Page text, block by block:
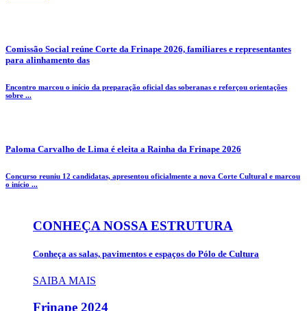
Comissão Social reúne Corte da Frinape 2026, familiares e representantes
para alinhamento das
Encontro marcou o início da preparação oficial das soberanas e reforçou orientações
sobre ...
Paloma Carvalho de Lima é eleita a Rainha da Frinape 2026
Concurso reuniu 12 candidatas, apresentou oficialmente a nova Corte Cultural e marcou
o início ...
CONHEÇA NOSSA ESTRUTURA
Conheça as salas, pavimentos e espaços do Pólo de Cultura
SAIBA MAIS
Frinape 2024